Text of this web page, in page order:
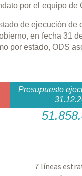
por el equipo de
de ejecución de
en fecha 31
por estado, ODS
Presupuesto
7 líneas